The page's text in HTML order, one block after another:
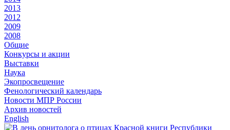
2013
2012
2009
2008
Общие
Конкурсы и акции
Выставки
Наука
Экопросвещение
Фенологический календарь
Новости МПР России
Архив новостей
English